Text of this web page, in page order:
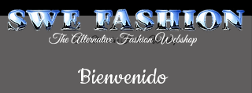
Bienvenido